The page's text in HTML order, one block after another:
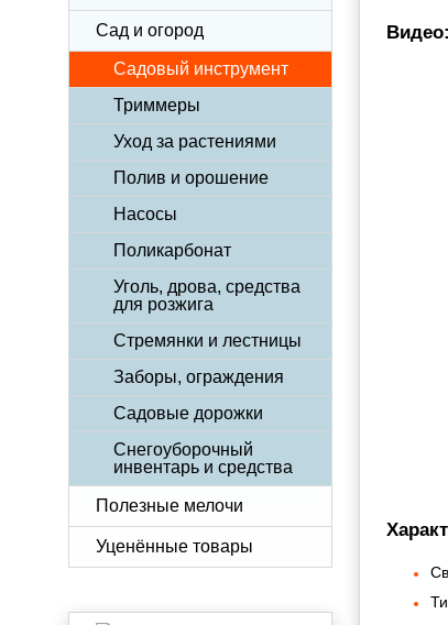
Сад и огород
Садовый инструмент
Триммеры
Уход за растениями
Полив и орошение
Насосы
Поликарбонат
Уголь, дрова, средства
для розжига
Стремянки и лестницы
Заборы, ограждения
Садовые дорожки
Снегоуборочный
инвентарь и средства
Полезные мелочи
Уценённые товары